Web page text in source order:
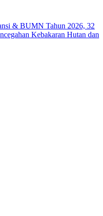
& BUMN Tahun 2026, 32
Kebakaran Hutan dan